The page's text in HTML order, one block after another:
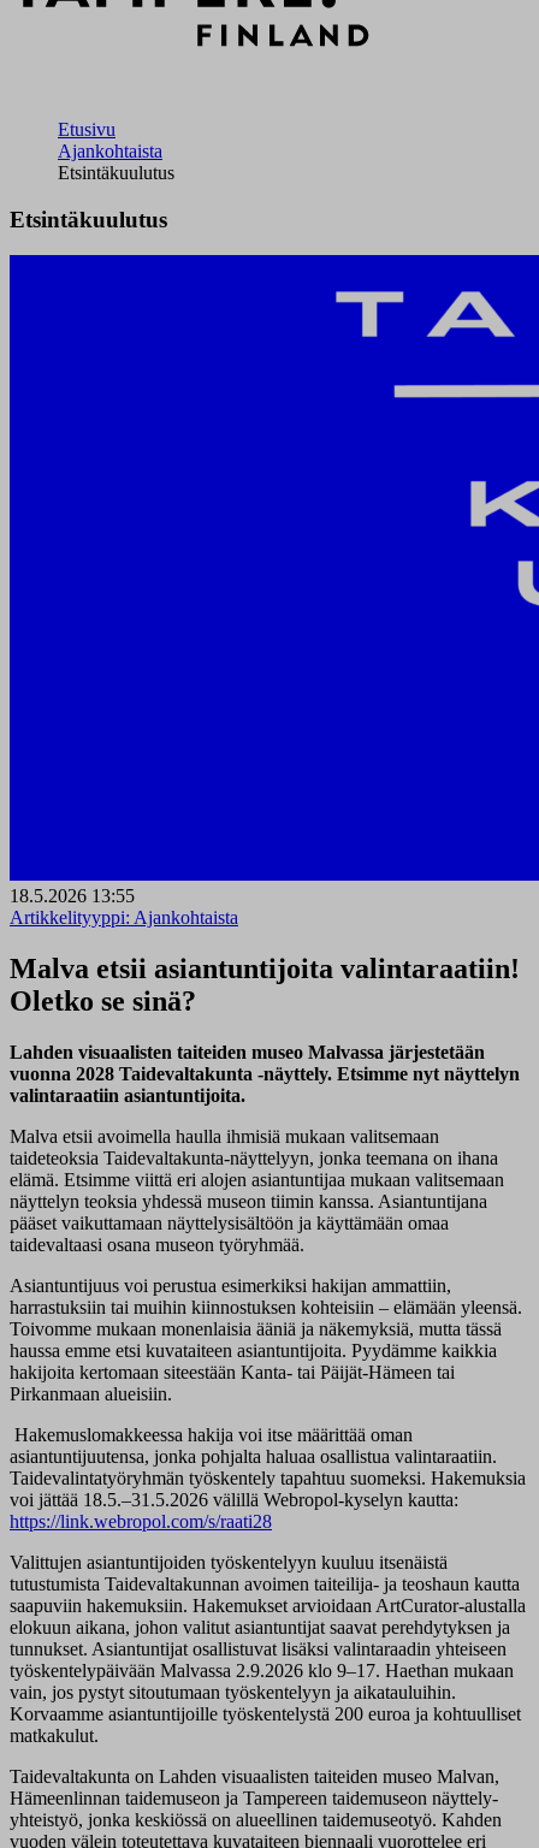
Etusivu
Ajankohtaista
Etsintäkuulutus
Etsintäkuulutus
18.5.2026 13:55
Artikkelityyppi: Ajankohtaista
Malva etsii asiantuntijoita valintaraatiin!
Oletko se sinä?
Lahden visuaalisten taiteiden museo Malvassa järjestetään
vuonna 2028 Taidevaltakunta -näyttely. Etsimme nyt näyttelyn
valintaraatiin asiantuntijoita.
Malva etsii avoimella haulla ihmisiä mukaan valitsemaan
taideteoksia Taidevaltakunta-näyttelyyn, jonka teemana on ihana
elämä. Etsimme viittä eri alojen asiantuntijaa mukaan valitsemaan
näyttelyn teoksia yhdessä museon tiimin kanssa. Asiantuntijana
pääset vaikuttamaan näyttelysisältöön ja käyttämään omaa
taidevaltaasi osana museon työryhmää.
Asiantuntijuus voi perustua esimerkiksi hakijan ammattiin,
harrastuksiin tai muihin kiinnostuksen kohteisiin – elämään yleensä.
Toivomme mukaan monenlaisia ääniä ja näkemyksiä, mutta tässä
haussa emme etsi kuvataiteen asiantuntijoita. Pyydämme kaikkia
hakijoita kertomaan siteestään Kanta- tai Päijät-Hämeen tai
Pirkanmaan alueisiin.
Hakemuslomakkeessa hakija voi itse määrittää oman
asiantuntijuutensa, jonka pohjalta haluaa osallistua valintaraatiin.
Taidevalintatyöryhmän työskentely tapahtuu suomeksi. Hakemuksia
voi jättää 18.5.–31.5.2026 välillä Webropol-kyselyn kautta:
https://link.webropol.com/s/raati28
Valittujen asiantuntijoiden työskentelyyn kuuluu itsenäistä
tutustumista Taidevaltakunnan avoimen taiteilija- ja teoshaun kautta
saapuviin hakemuksiin. Hakemukset arvioidaan ArtCurator-alustalla
elokuun aikana, johon valitut asiantuntijat saavat perehdytyksen ja
tunnukset. Asiantuntijat osallistuvat lisäksi valintaraadin yhteiseen
työskentelypäivään Malvassa 2.9.2026 klo 9–17. Haethan mukaan
vain, jos pystyt sitoutumaan työskentelyyn ja aikatauluihin.
Korvaamme asiantuntijoille työskentelystä 200 euroa ja kohtuulliset
matkakulut.
Taidevaltakunta on Lahden visuaalisten taiteiden museo Malvan,
Hämeenlinnan taidemuseon ja Tampereen taidemuseon näyttely-
yhteistyö, jonka keskiössä on alueellinen taidemuseotyö. Kahden
vuoden välein toteutettava kuvataiteen biennaali vuorottelee eri